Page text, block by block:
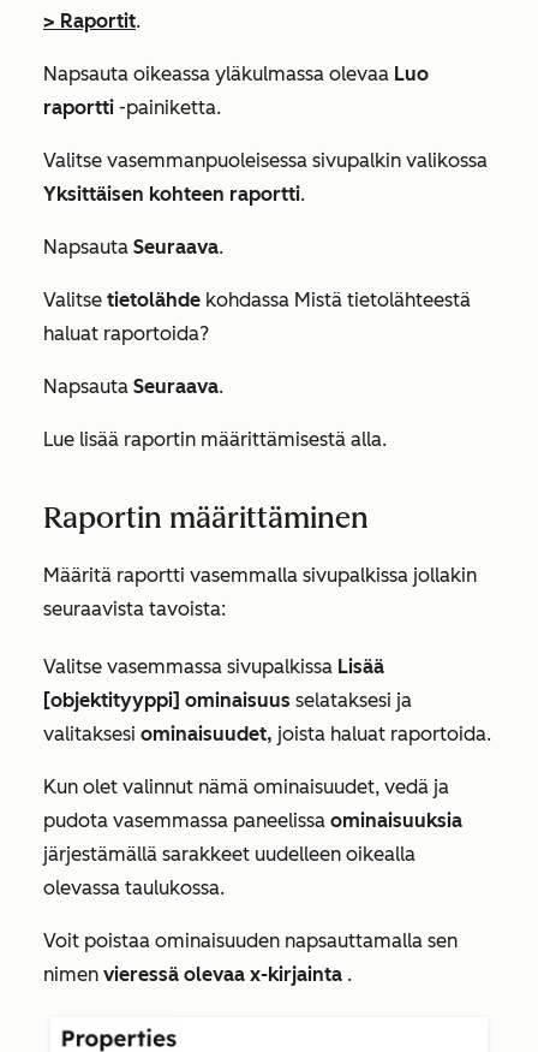
> Raportit.
Napsauta oikeassa yläkulmassa olevaa Luo
raportti -painiketta.
Valitse vasemmanpuoleisessa sivupalkin valikossa
Yksittäisen kohteen raportti.
Napsauta Seuraava.
Valitse tietolähde kohdassa Mistä tietolähteestä
haluat raportoida?
Napsauta Seuraava.
Lue lisää raportin määrittämisestä alla.
Raportin määrittäminen
Määritä raportti vasemmalla sivupalkissa jollakin
seuraavista tavoista:
Valitse vasemmassa sivupalkissa Lisää
[objektityyppi] ominaisuus selataksesi ja
valitaksesi ominaisuudet, joista haluat raportoida.
Kun olet valinnut nämä ominaisuudet, vedä ja
pudota vasemmassa paneelissa ominaisuuksia
järjestämällä sarakkeet uudelleen oikealla
olevassa taulukossa.
Voit poistaa ominaisuuden napsauttamalla sen
nimen vieressä olevaa x-kirjainta .